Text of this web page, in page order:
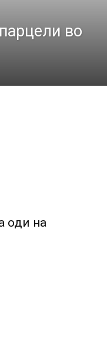
во
оди на